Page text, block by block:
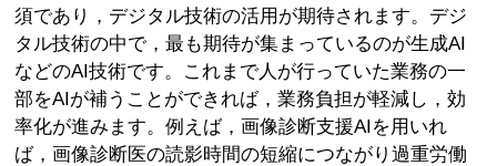
須であり，デジタル技術の活用が期待されます。デジ
タル技術の中で，最も期待が集まっているのが生成AI
などのAI技術です。これまで人が行っていた業務の一
部をAIが補うことができれば，業務負担が軽減し，効
率化が進みます。例えば，画像診断支援AIを用いれ
ば，画像診断医の読影時間の短縮につながり過重労働